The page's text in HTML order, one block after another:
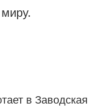
в Заводская